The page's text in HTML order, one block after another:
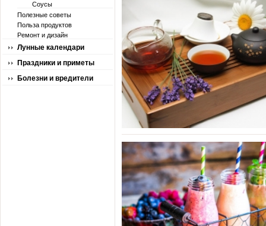
Соусы
Полезные советы
Польза продуктов
Ремонт и дизайн
Лунные календари
Праздники и приметы
Болезни и вредители